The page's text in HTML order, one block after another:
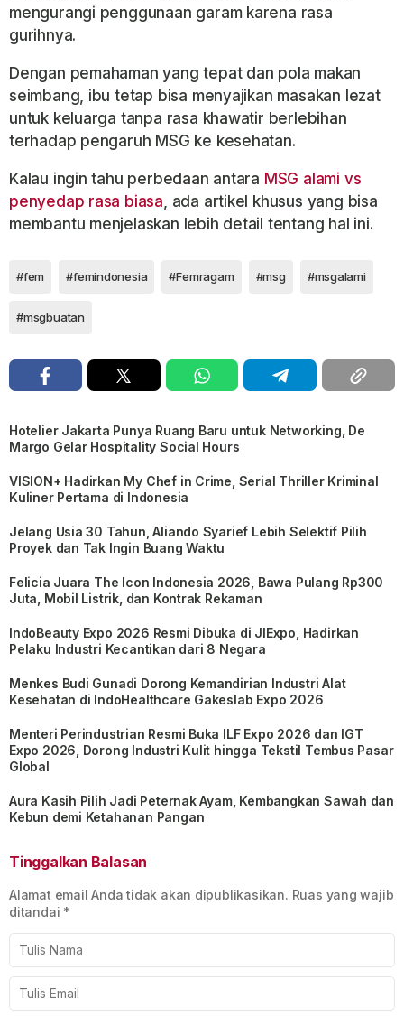
mengurangi penggunaan garam karena rasa
gurihnya.
Dengan pemahaman yang tepat dan pola makan
seimbang, ibu tetap bisa menyajikan masakan lezat
untuk keluarga tanpa rasa khawatir berlebihan
terhadap pengaruh MSG ke kesehatan.
Kalau ingin tahu perbedaan antara MSG alami vs
penyedap rasa biasa, ada artikel khusus yang bisa
membantu menjelaskan lebih detail tentang hal ini.
#fem #femindonesia #Femragam #msg #msgalami
#msgbuatan
Hotelier Jakarta Punya Ruang Baru untuk Networking, De
Margo Gelar Hospitality Social Hours
VISION+ Hadirkan My Chef in Crime, Serial Thriller Kriminal
Kuliner Pertama di Indonesia
Jelang Usia 30 Tahun, Aliando Syarief Lebih Selektif Pilih
Proyek dan Tak Ingin Buang Waktu
Felicia Juara The Icon Indonesia 2026, Bawa Pulang Rp300
Juta, Mobil Listrik, dan Kontrak Rekaman
IndoBeauty Expo 2026 Resmi Dibuka di JIExpo, Hadirkan
Pelaku Industri Kecantikan dari 8 Negara
Menkes Budi Gunadi Dorong Kemandirian Industri Alat
Kesehatan di IndoHealthcare Gakeslab Expo 2026
Menteri Perindustrian Resmi Buka ILF Expo 2026 dan IGT
Expo 2026, Dorong Industri Kulit hingga Tekstil Tembus Pasar
Global
Aura Kasih Pilih Jadi Peternak Ayam, Kembangkan Sawah dan
Kebun demi Ketahanan Pangan
Tinggalkan Balasan
Alamat email Anda tidak akan dipublikasikan. Ruas yang wajib
ditandai *